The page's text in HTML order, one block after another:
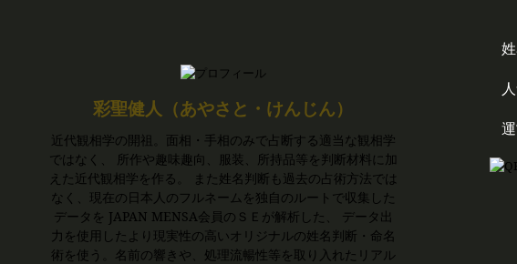
彩聖健人（あやさと・けんじん）
近代観相学の開祖。面相・手相のみで占断する適当な観相学
ではなく、 所作や趣味趣向、服装、所持品等を判断材料に加
えた近代観相学を作る。 また姓名判断も過去の占術方法では
なく、現在の日本人のフルネームを独自のルートで収集した
データを JAPAN MENSA会員のＳＥが解析した、 データ出
力を使用したより現実性の高いオリジナルの姓名判断・命名
術を使う。名前の響きや、処理流暢性等を取り入れたリアル